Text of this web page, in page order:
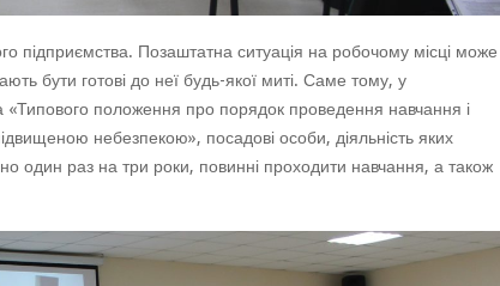
підприємства. Позаштатна ситуація на робочому місці може
бути готові до неї будь-якої миті. Саме тому, у
«Типового положення про порядок проведення навчання і
небезпекою», посадові особи, діяльність яких
один раз на три роки, повинні проходити навчання, а також